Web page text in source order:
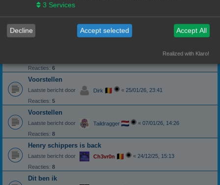
Weer eens wat anders dan Reddit
Pindakaas
05/02/26, 12:14
Reacties: 6
Voorstellen
Laatste bericht door Dirk « 25/01/26, 23:41
Reacties: 5
Voorstellen
Laatste bericht door Taildragger « 07/01/26, 14:26
Reacties: 8
Henry schippers is back
Laatste bericht door Ch3vr0n « 24/12/25, 15:13
Reacties: 8
Dit ben ik
3 Services
Decline Accept selected Accept All
Realized with Klaro!